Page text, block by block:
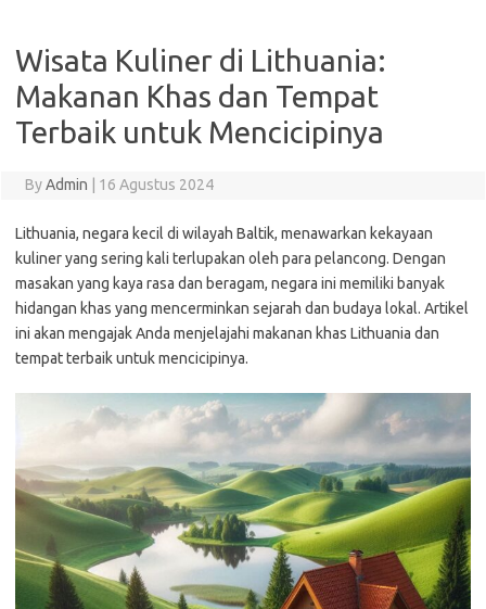
Wisata Kuliner di Lithuania:
Makanan Khas dan Tempat
Terbaik untuk Mencicipinya
ByAdmin 16 Agustus 2024
Lithuania, negara kecil di wilayah Baltik, menawarkan kekayaan
kuliner yang sering kali terlupakan oleh para pelancong. Dengan
masakan yang kaya rasa dan beragam, negara ini memiliki banyak
hidangan khas yang mencerminkan sejarah dan budaya lokal. Artikel
ini akan mengajak Anda menjelajahi makanan khas Lithuania dan
tempat terbaik untuk mencicipinya.